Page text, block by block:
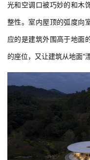
光和空调口被巧妙的和木
整性。室内屋顶的弧度向
应的是建筑外围高于地面
的座位，又让建筑从地面“